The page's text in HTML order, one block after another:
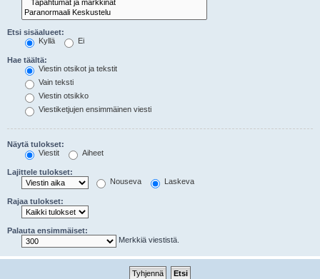
Etsi sisäalueet:
Kyllä
Ei
Hae täältä:
Viestin otsikot ja tekstit
Vain teksti
Viestin otsikko
Viestiketjujen ensimmäinen viesti
Näytä tulokset:
Viestit
Aiheet
Lajittele tulokset:
Nouseva
Laskeva
Rajaa tulokset:
Palauta ensimmäiset:
Merkkiä viestistä.